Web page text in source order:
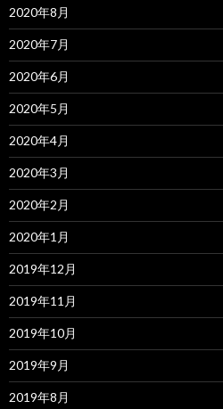
2020年8月
2020年7月
2020年6月
2020年5月
2020年4月
2020年3月
2020年2月
2020年1月
2019年12月
2019年11月
2019年10月
2019年9月
2019年8月